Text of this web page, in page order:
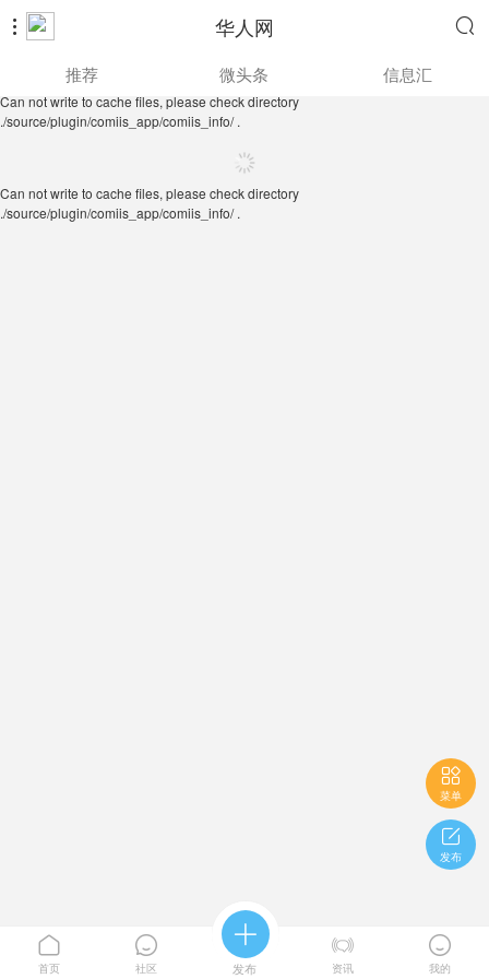
 华人网 
./source/plugin/comiis_app/comiis_info/ .
推荐 微头条 信息汇
Can not write to cache files, please check directory
./source/plugin/comiis_app/comiis_info/ .

菜单

发布

首页

社区

发布

资讯

我的
Can not write to cache files, please check directory
./source/plugin/comiis_app/comiis_info/ .